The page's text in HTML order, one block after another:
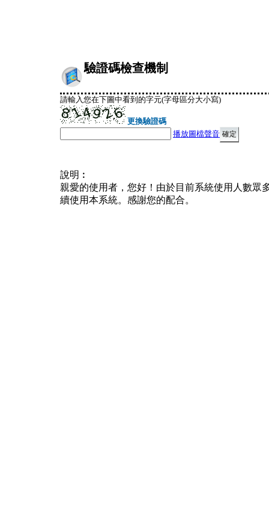
驗證碼檢查機制
請輸入您在下圖中看到的字元(字母區分大小寫)
更換驗證碼
播放圖檔聲音
說明︰
親愛的使用者，您好！由於目前系統使用人數眾
續使用本系統。感謝您的配合。